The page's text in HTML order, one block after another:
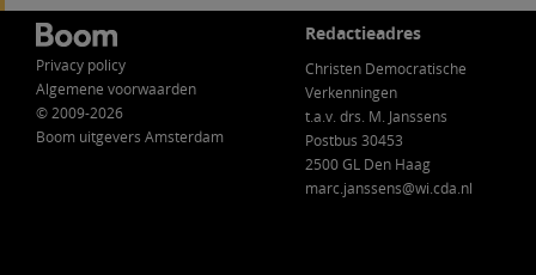
Privacy policy
Algemene voorwaarden
© 2009-2026
Boom uitgevers Amsterdam
Redactieadres
Christen Democratische
Verkenningen
t.a.v. drs. M. Janssens
Postbus 30453
2500 GL Den Haag
marc.janssens@wi.cda.nl